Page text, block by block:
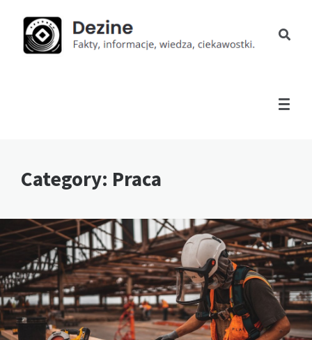
Category: Praca